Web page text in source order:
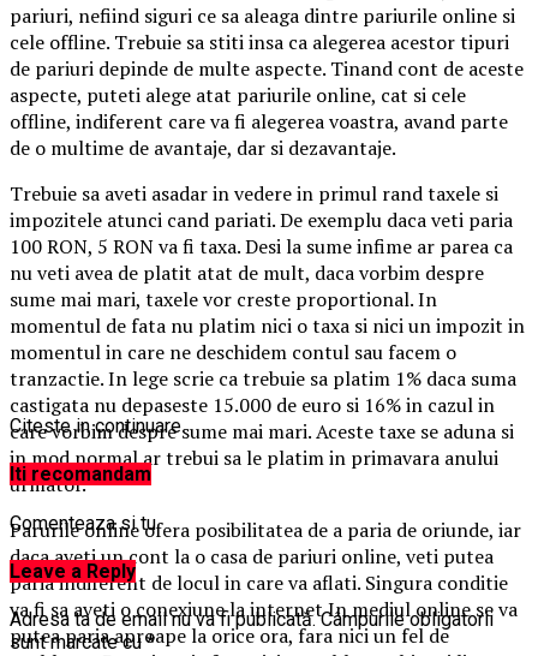
pariuri, nefiind siguri ce sa aleaga dintre pariurile online si
cele offline. Trebuie sa stiti insa ca alegerea acestor tipuri
de pariuri depinde de multe aspecte. Tinand cont de aceste
aspecte, puteti alege atat pariurile online, cat si cele
offline, indiferent care va fi alegerea voastra, avand parte
de o multime de avantaje, dar si dezavantaje.
Trebuie sa aveti asadar in vedere in primul rand taxele si
impozitele atunci cand pariati. De exemplu daca veti paria
100 RON, 5 RON va fi taxa. Desi la sume infime ar parea ca
nu veti avea de platit atat de mult, daca vorbim despre
sume mai mari, taxele vor creste proportional. In
momentul de fata nu platim nici o taxa si nici un impozit in
momentul in care ne deschidem contul sau facem o
tranzactie. In lege scrie ca trebuie sa platim 1% daca suma
castigata nu depaseste 15.000 de euro si 16% in cazul in
care vorbim despre sume mai mari. Aceste taxe se aduna si
in mod normal ar trebui sa le platim in primavara anului
urmator.
Parurile online ofera posibilitatea de a paria de oriunde, iar
daca aveti un cont la o casa de pariuri online, veti putea
paria indiferent de locul in care va aflati. Singura conditie
va fi sa aveti o conexiune la internet In mediul online se va
putea paria aproape la orice ora, fara nici un fel de
Citeste in continuare
Iti recomandam
Comenteaza si tu
Leave a Reply
Adresa ta de email nu va fi publicată. Câmpurile obligatorii
sunt marcate cu*